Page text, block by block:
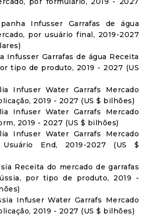
Infusser Garrafas de água
por usuário final, 2019-2027
Infusser Garrafas de água Receita
tipo de produto, 2019 - 2027 (US
Infuser Water Garrafs Mercado
2019 - 2027 (US $ bilhões)
Infuser Water Garrafs Mercado
2019 - 2027 (US $ bilhões)
Infuser Water Garrafs Mercado
End, 2019-2027 (US $
Receita do mercado de garrafas
por tipo de produto, 2019 -
Infuser Water Garrafs Mercado
2019 - 2027 (US $ bilhões)